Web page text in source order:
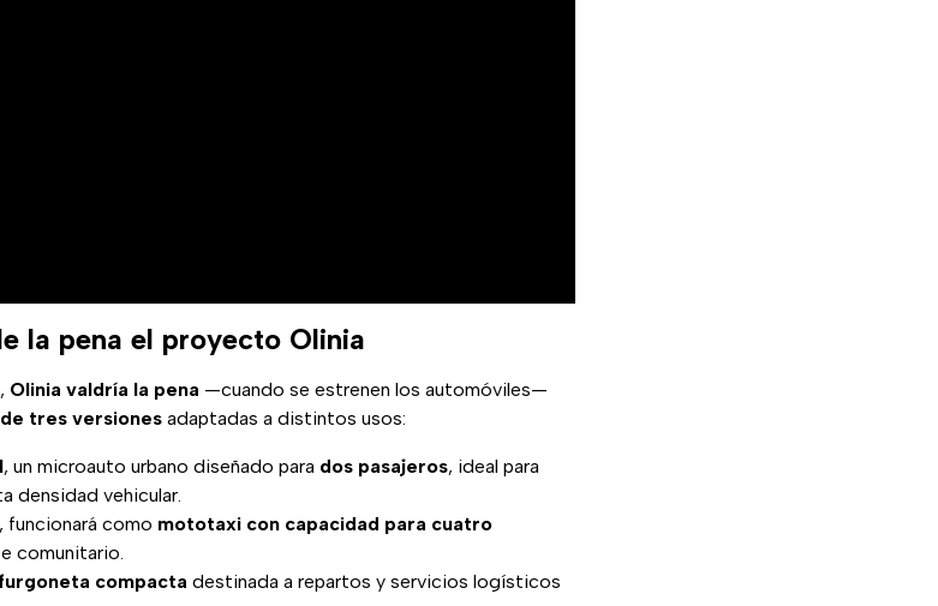
la pena el proyecto Olinia
, Olinia valdría la pena —cuando se estrenen los automóviles—
tres versiones adaptadas a distintos usos:
, un microauto urbano diseñado para dos pasajeros, ideal para
densidad vehicular.
, funcionará como mototaxi con capacidad para cuatro
comunitario.
furgoneta compacta destinada a repartos y servicios logísticos